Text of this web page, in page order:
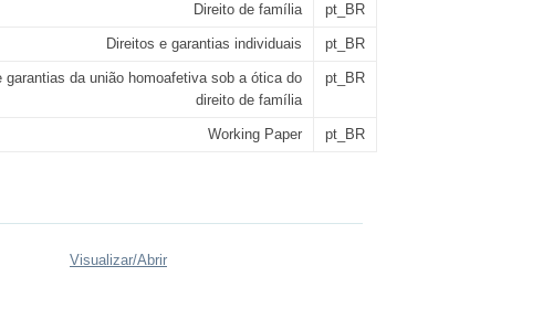
Direito de família pt_BR
Direitos e garantias individuais pt_BR
da união homoafetiva sob a ótica do
direito de família
pt_BR
Working Paper pt_BR
Visualizar/Abrir